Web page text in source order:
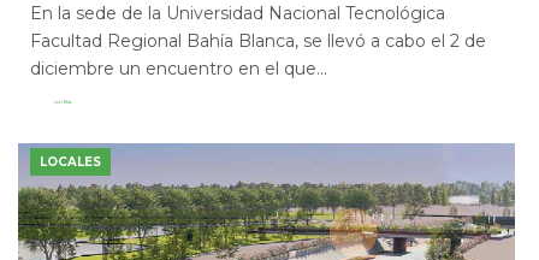
En la sede de la Universidad Nacional Tecnológica
Facultad Regional Bahía Blanca, se llevó a cabo el 2 de
diciembre un encuentro en el que...
Leer Más
LOCALES